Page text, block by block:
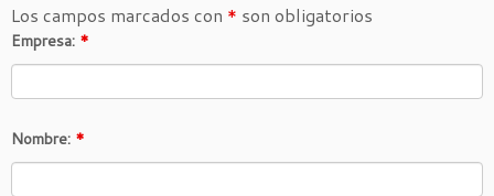
Los campos marcados con * son obligatorios
Empresa: *
Nombre: *